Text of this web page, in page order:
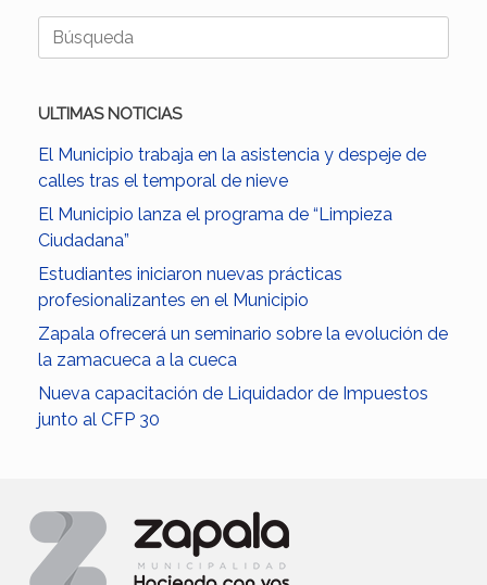
Buscar:
ULTIMAS NOTICIAS
El Municipio trabaja en la asistencia y despeje de
calles tras el temporal de nieve
El Municipio lanza el programa de “Limpieza
Ciudadana”
Estudiantes iniciaron nuevas prácticas
profesionalizantes en el Municipio
Zapala ofrecerá un seminario sobre la evolución de
la zamacueca a la cueca
Nueva capacitación de Liquidador de Impuestos
junto al CFP 30